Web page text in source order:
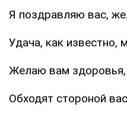
Я поздравляю вас,
Удача, как известно,
Желаю вам здоровья,
Обходят стороной